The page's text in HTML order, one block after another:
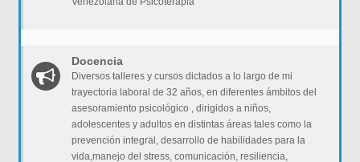
Docencia
Diversos talleres y cursos dictados a lo largo de mi
trayectoria laboral de 32 años, en diferentes ámbitos del
asesoramiento psicológico , dirigidos a niños,
adolescentes y adultos en distintas áreas tales como la
prevención integral, desarrollo de habilidades para la
vida,manejo del stress, comunicación, resiliencia,